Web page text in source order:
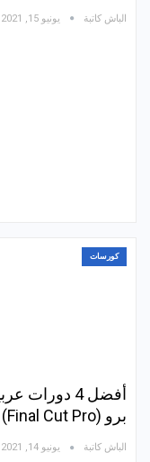
الباش كاتبة يونيو 15, 2021
كورسات
أفضل 4
برو (Final Cut Pro) مجانًا!
الباش كاتبة يونيو 14, 2021